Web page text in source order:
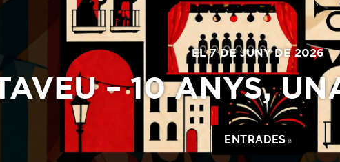
EL 7 DE JUNY DE 2026
– 10 ANYS,
ENTRADES ABRE